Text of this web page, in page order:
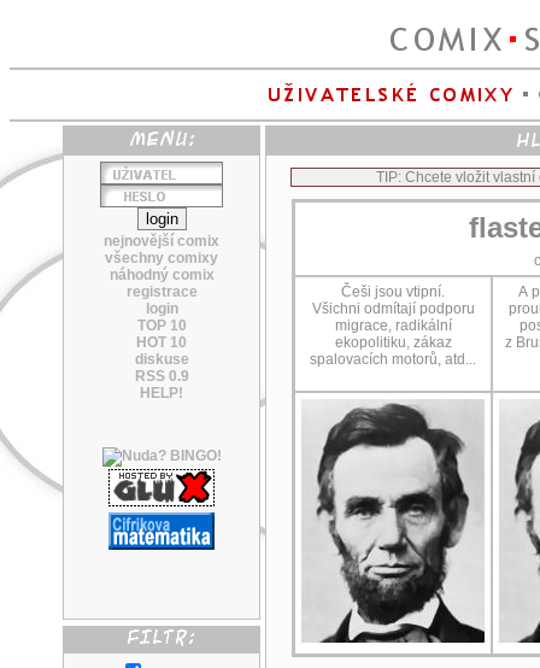
nejnovější comix
všechny comixy
náhodný comix
registrace
login
TOP 10
HOT 10
diskuse
RSS 0.9
HELP!
TIP: Chcete vložit
Češi jsou vtipní.
Všichni odmítají podporu
migrace, radikální
ekopolitiku, zákaz
spalovacích motorů, atd...
A
z